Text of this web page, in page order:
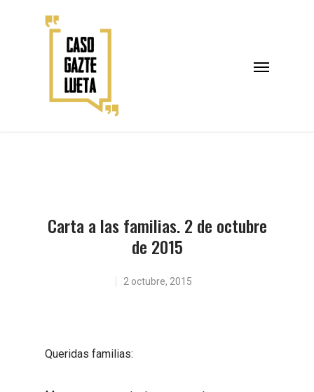
Carta a las familias. 2 de octubre
de 2015
2 octubre, 2015
Queridas familias: